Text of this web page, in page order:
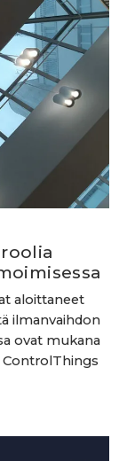
aloittaneet
ilmanvaihdon
ovat mukana
ControlThings